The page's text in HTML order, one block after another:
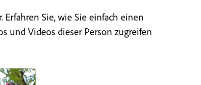
Sie, wie Sie einfach einen
und Videos dieser Person zugreifen